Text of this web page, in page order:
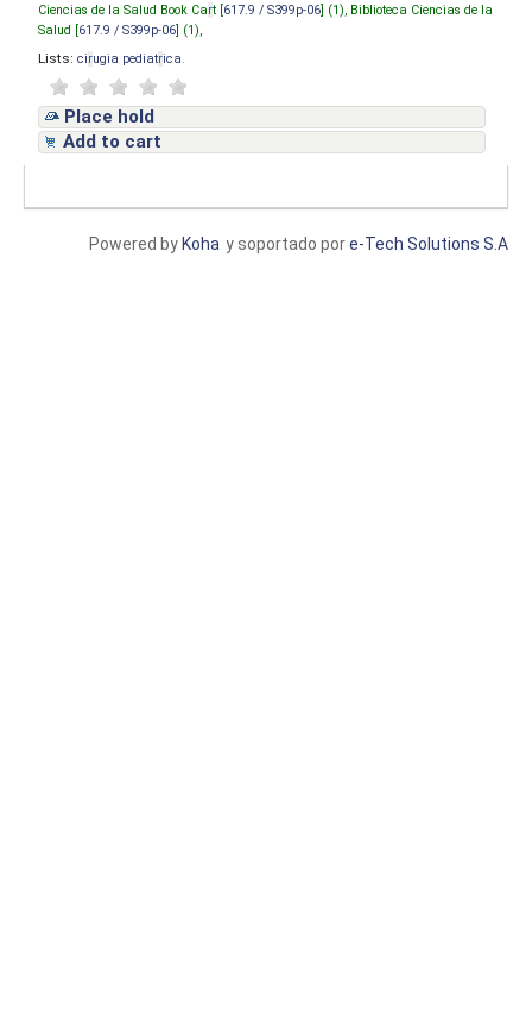
Ciencias de la Salud Book Cart [ 617.9 / S399p-06 ] (1), Biblioteca Ciencias de la
Salud [ 617.9 / S399p-06 ] (1),
Lists: cirugia pediatrica
Place hold
Add to cart
y soportado pore-Tech Solutions S.A
Powered by Koha